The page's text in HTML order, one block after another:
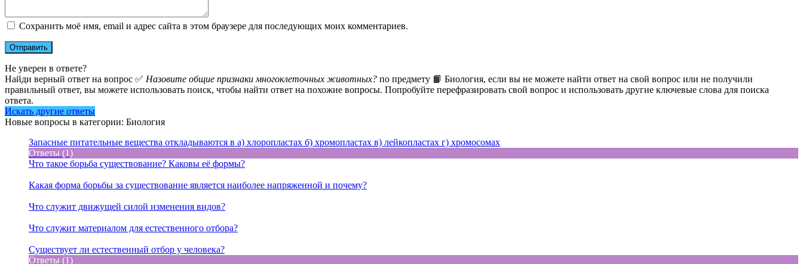
Сохранить моё имя, email и адрес сайта в этом браузере для последующих моих комментариев.
Не уверен в ответе?
Найди верный ответ на вопрос ✅ Назовите общие признаки многоклеточных животных? по предмету 📙 Биология, если вы не можете найти ответ на свой вопрос или не получили
правильный ответ, вы можете использовать поиск, чтобы найти ответ на похожие вопросы. Попробуйте перефразировать свой вопрос и использовать другие ключевые слова для поиска
ответа.
Искать другие ответы
Новые вопросы в категории: Биология
Запасные питательные вещества откладываются в а) хлоропластах б) хромопластах в) лейкопластах г) хромосомах
Ответы (1)
Что такое борьба существование? Каковы её формы?
Какая форма борьбы за существование является наиболее напряженной и почему?
Что служит движущей силой изменения видов?
Что служит материалом для естественного отбора?
Существует ли естественный отбор у человека?
Ответы (1)